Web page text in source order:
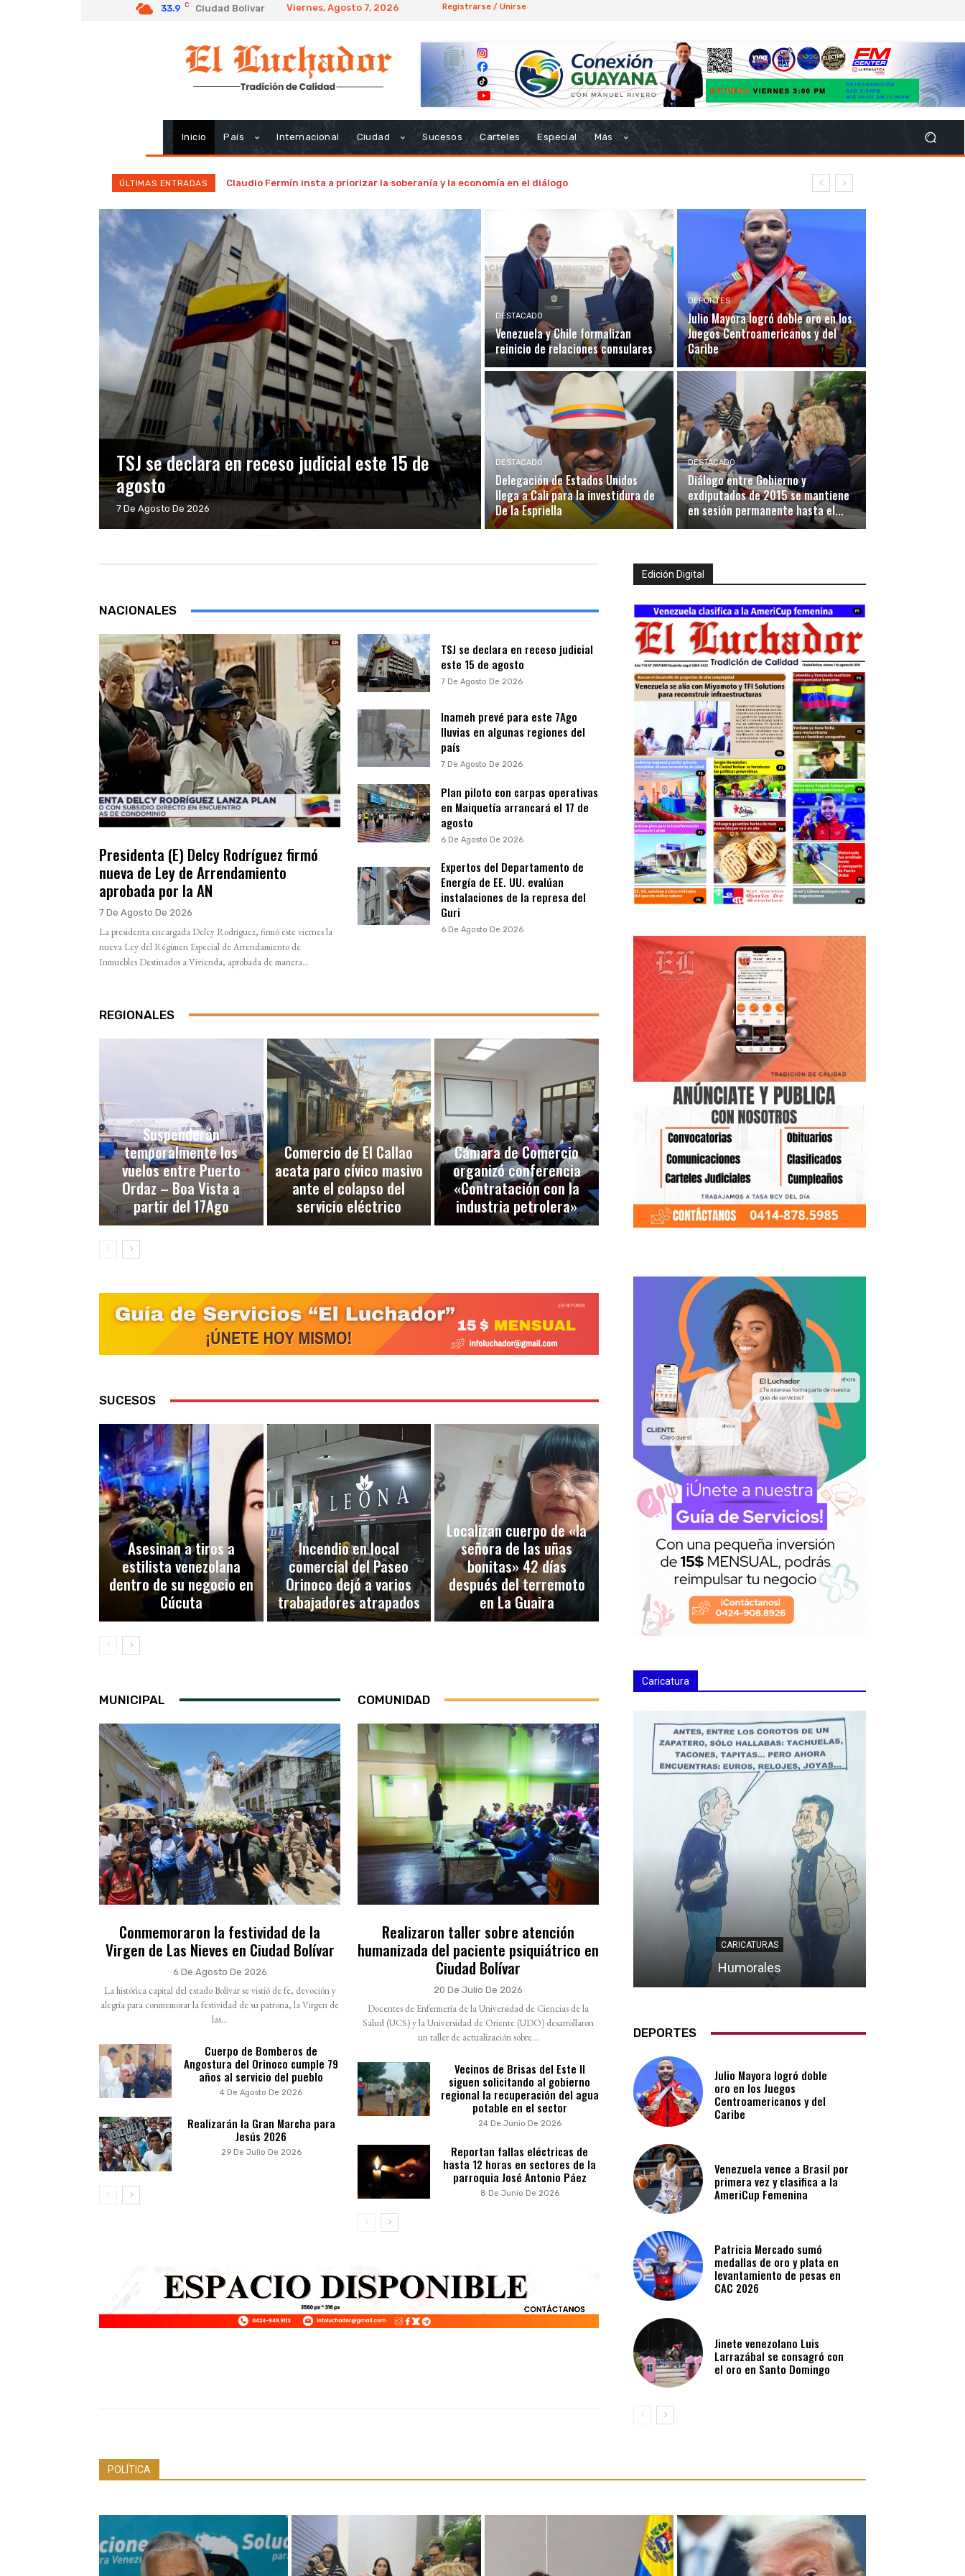
33.9 C Ciudad Bolivar Viernes, Agosto 7, 2026 Registrarse / Unirse
Inicio País Internacional Ciudad Sucesos Carteles Especial Más
ÚLTIMAS ENTRADAS Claudio Fermín insta a priorizar la soberanía y la economía en el diálogo
TSJ se declara en receso judicial este 15 de
agosto
7 De Agosto De 2026
DESTACADO
Venezuela y Chile formalizan
reinicio de relaciones consulares
DEPORTES
Julio Mayora logró doble oro en los
Juegos Centroamericanos y del
Caribe
DESTACADO
Delegación de Estados Unidos
llega a Cali para la investidura de
De la Espriella
DESTACADO
Diálogo entre Gobierno y
exdiputados de 2015 se mantiene
en sesión permanente hasta el...
NACIONALES
Presidenta (E) Delcy Rodríguez firmó
nueva de Ley de Arrendamiento
aprobada por la AN
7 De Agosto De 2026
La presidenta encargada Delcy Rodríguez, firmó este viernes la
nueva Ley del Régimen Especial de Arrendamiento de
Inmuebles Destinados a Vivienda, aprobada de manera...
TSJ se declara en receso judicial
este 15 de agosto
7 De Agosto De 2026
Inameh prevé para este 7Ago
lluvias en algunas regiones del
país
7 De Agosto De 2026
Plan piloto con carpas operativas
en Maiquetía arrancará el 17 de
agosto
6 De Agosto De 2026
Expertos del Departamento de
Energía de EE. UU. evalúan
instalaciones de la represa del
Guri
6 De Agosto De 2026
REGIONALES
Suspenderán
temporalmente los
vuelos entre Puerto
Ordaz – Boa Vista a
partir del 17Ago
Comercio de El Callao
acata paro cívico masivo
ante el colapso del
servicio eléctrico
Cámara de Comercio
organizó conferencia
«Contratación con la
industria petrolera»
SUCESOS
Asesinan a tiros a
estilista venezolana
dentro de su negocio en
Cúcuta
Incendio en local
comercial del Paseo
Orinoco dejó a varios
trabajadores atrapados
Localizan cuerpo de «la
señora de las uñas
bonitas» 42 días
después del terremoto
en La Guaira
MUNICIPAL
Conmemoraron la festividad de la
Virgen de Las Nieves en Ciudad Bolívar
6 De Agosto De 2026
La histórica capital del estado Bolívar se vistió de fe, devoción y
alegría para conmemorar la festividad de su patrona, la Virgen de
las...
Cuerpo de Bomberos de
Angostura del Orinoco cumple 79
años al servicio del pueblo
4 De Agosto De 2026
Realizarán la Gran Marcha para
Jesús 2026
29 De Julio De 2026
COMUNIDAD
Realizaron taller sobre atención
humanizada del paciente psiquiátrico en
Ciudad Bolívar
20 De Julio De 2026
Docentes de Enfermería de la Universidad de Ciencias de la
Salud (UCS) y la Universidad de Oriente (UDO) desarrollaron
un taller de actualización sobre...
Vecinos de Brisas del Este II
siguen solicitando al gobierno
regional la recuperación del agua
potable en el sector
24 De Junio De 2026
Reportan fallas eléctricas de
hasta 12 horas en sectores de la
parroquia José Antonio Páez
8 De Junio De 2026
Edición Digital
Caricatura
CARICATURAS
Humorales
DEPORTES
Julio Mayora logró doble
oro en los Juegos
Centroamericanos y del
Caribe
Venezuela vence a Brasil por
primera vez y clasifica a la
AmeriCup Femenina​
Patricia Mercado sumó
medallas de oro y plata en
levantamiento de pesas en
CAC 2026
Jinete venezolano Luis
Larrazábal se consagró con
el oro en Santo Domingo
POLÍTICA